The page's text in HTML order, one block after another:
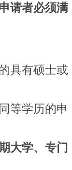
请者必须满
具有硕士或
等学历的申
大学、专门